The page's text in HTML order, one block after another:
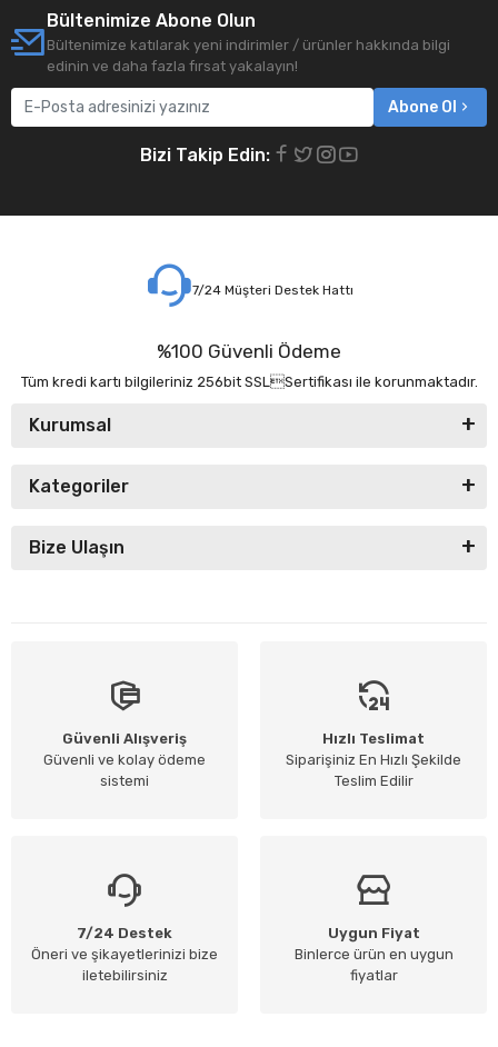
Bültenimize Abone Olun
Bültenimize katılarak yeni indirimler / ürünler hakkında bilgi
edinin ve daha fazla fırsat yakalayın!
Abone Ol
Bizi Takip Edin:
7/24 Müşteri Destek Hattı
%100 Güvenli Ödeme
Tüm kredi kartı bilgileriniz 256bit SSLSertifikası ile korunmaktadır.
Kurumsal
Kategoriler
Bize Ulaşın
Güvenli Alışveriş
Güvenli ve kolay ödeme
sistemi
Hızlı Teslimat
Siparişiniz En Hızlı Şekilde
Teslim Edilir
7/24 Destek
Öneri ve şikayetlerinizi bize
iletebilirsiniz
Uygun Fiyat
Binlerce ürün en uygun
fiyatlar